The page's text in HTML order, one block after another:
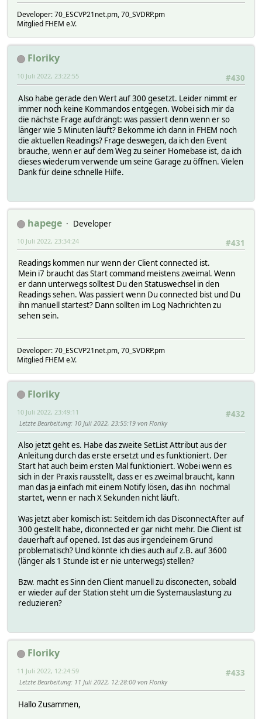
Developer: 70_ESCVP21net.pm, 70_SVDRP.pm
Mitglied FHEM e.V.
Floriky
#430
10 Juli 2022, 23:22:55
Also habe gerade den Wert auf 300 gesetzt. Leider nimmt er
immer noch keine Kommandos entgegen. Wobei sich mir da
die nächste Frage aufdrängt: was passiert denn wenn er so
länger wie 5 Minuten läuft? Bekomme ich dann in FHEM noch
die aktuellen Readings? Frage deswegen, da ich den Event
brauche, wenn er auf dem Weg zu seiner Homebase ist, da ich
dieses wiederum verwende um seine Garage zu öffnen. Vielen
Dank für deine schnelle Hilfe.
hapege
Developer
#431
10 Juli 2022, 23:34:24
Readings kommen nur wenn der Client connected ist.
Mein i7 braucht das Start command meistens zweimal. Wenn
er dann unterwegs solltest Du den Statuswechsel in den
Readings sehen. Was passiert wenn Du connected bist und Du
ihn manuell startest? Dann sollten im Log Nachrichten zu
sehen sein.
Developer: 70_ESCVP21net.pm, 70_SVDRP.pm
Mitglied FHEM e.V.
Floriky
#432
10 Juli 2022, 23:49:11
Letzte Bearbeitung: 10 Juli 2022, 23:55:19 von Floriky
Also jetzt geht es. Habe das zweite SetList Attribut aus der
Anleitung durch das erste ersetzt und es funktioniert. Der
Start hat auch beim ersten Mal funktioniert. Wobei wenn es
sich in der Praxis rausstellt, dass er es zweimal braucht, kann
man das ja einfach mit einem Notify lösen, das ihn nochmal
startet, wenn er nach X Sekunden nicht läuft.
Was jetzt aber komisch ist: Seitdem ich das DisconnectAfter auf
300 gestellt habe, diconnected er gar nicht mehr. Die Client ist
dauerhaft auf opened. Ist das aus irgendeinem Grund
problematisch? Und könnte ich dies auch auf z.B. auf 3600
(länger als 1 Stunde ist er nie unterwegs) stellen?
Bzw. macht es Sinn den Client manuell zu disconecten, sobald
er wieder auf der Station steht um die Systemauslastung zu
reduzieren?
Floriky
#433
11 Juli 2022, 12:24:59
Letzte Bearbeitung: 11 Juli 2022, 12:28:00 von Floriky
Hallo Zusammen,